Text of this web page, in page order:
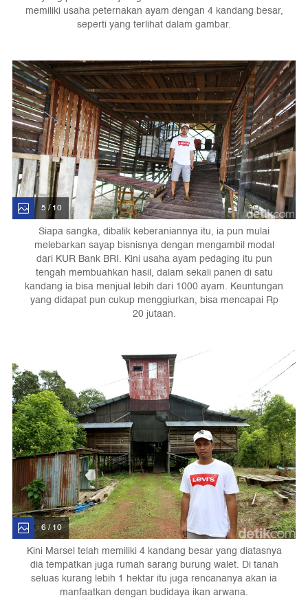
memiliki usaha peternakan ayam dengan 4 kandang besar,
seperti yang terlihat dalam gambar.
5 / 10
Siapa sangka, dibalik keberaniannya itu, ia pun mulai
melebarkan sayap bisnisnya dengan mengambil modal
dari KUR Bank BRI. Kini usaha ayam pedaging itu pun
tengah membuahkan hasil, dalam sekali panen di satu
kandang ia bisa menjual lebih dari 1000 ayam. Keuntungan
yang didapat pun cukup menggiurkan, bisa mencapai Rp
20 jutaan.
6 / 10
Kini Marsel telah memiliki 4 kandang besar yang diatasnya
dia tempatkan juga rumah sarang burung walet. Di tanah
seluas kurang lebih 1 hektar itu juga rencananya akan ia
manfaatkan dengan budidaya ikan arwana.